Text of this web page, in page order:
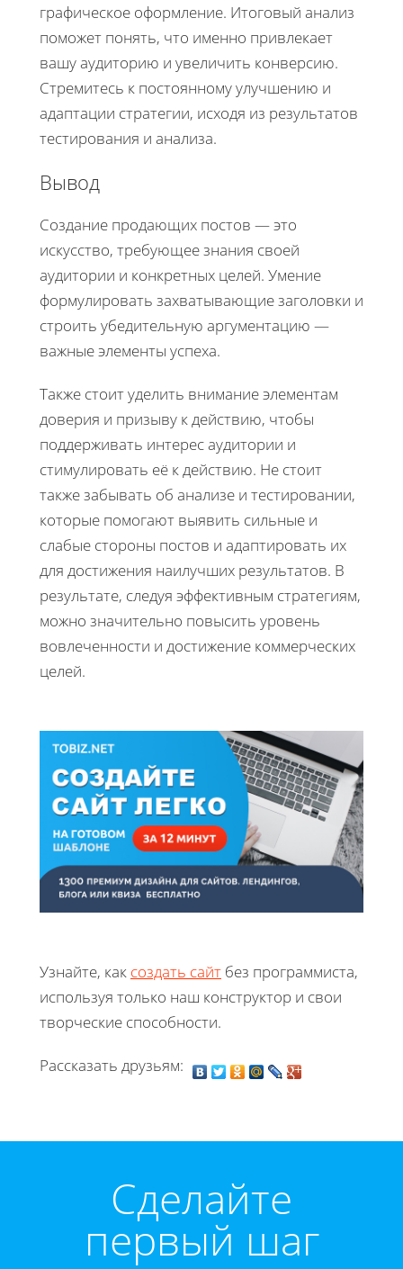
графическое оформление. Итоговый анализ
поможет понять, что именно привлекает
вашу аудиторию и увеличить конверсию.
Стремитесь к постоянному улучшению и
адаптации стратегии, исходя из результатов
тестирования и анализа.
Вывод
Создание продающих постов — это
искусство, требующее знания своей
аудитории и конкретных целей. Умение
формулировать захватывающие заголовки и
строить убедительную аргументацию —
важные элементы успеха.
Также стоит уделить внимание элементам
доверия и призыву к действию, чтобы
поддерживать интерес аудитории и
стимулировать её к действию. Не стоит
также забывать об анализе и тестировании,
которые помогают выявить сильные и
слабые стороны постов и адаптировать их
для достижения наилучших результатов. В
результате, следуя эффективным стратегиям,
можно значительно повысить уровень
вовлеченности и достижение коммерческих
целей.
Узнайте, как создать сайт без программиста,
используя только наш конструктор и свои
творческие способности.
Рассказать друзьям:
Cделайте
первый шаг